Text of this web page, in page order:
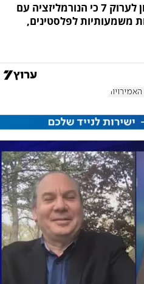
הרב מארק שנייר מעריך בראיון לערוק 7 כי הנורמליזציה עם
משמעותיות לפלסטינים,